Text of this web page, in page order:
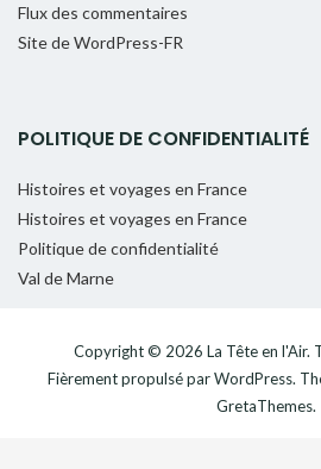
Flux des commentaires
Site de WordPress-FR
POLITIQUE DE CONFIDENTIALITÉ
Histoires et voyages en France
Histoires et voyages en France
Politique de confidentialité
Val de Marne
Copyright © 2026 La Tête en l'Air.
Fièrement propulsé parWordPress.
GretaThemes.